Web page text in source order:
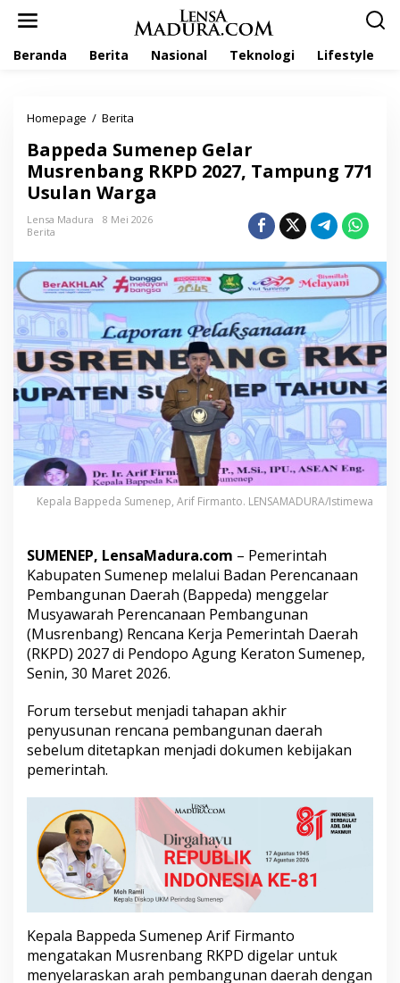
Beranda Berita Nasional Teknologi Lifestyle
Homepage / Berita
p
p
e
d
a
m
e
n
p
G
e
l
a
r
M
u
s
r
e
n
n
R
K
P
D
2
0
2
T
a
m
n
U
s
l
a
n
Bappeda Sumenep Gelar
Musrenbang RKPD 2027, Tampung 771
Usulan Warga
Lensa Madura
8 Mei 2026
Berita
Kepala Bappeda Sumenep, Arif Firmanto. LENSAMADURA/Istimewa
SUMENEP, LensaMadura.com – Pemerintah
Kabupaten Sumenep melalui Badan Perencanaan
Pembangunan Daerah (Bappeda) menggelar
Musyawarah Perencanaan Pembangunan
(Musrenbang) Rencana Kerja Pemerintah Daerah
(RKPD) 2027 di Pendopo Agung Keraton Sumenep,
Senin, 30 Maret 2026.
Forum tersebut menjadi tahapan akhir
penyusunan rencana pembangunan daerah
sebelum ditetapkan menjadi dokumen kebijakan
pemerintah.
Kepala Bappeda Sumenep Arif Firmanto
mengatakan Musrenbang RKPD digelar untuk
menyelaraskan arah pembangunan daerah dengan